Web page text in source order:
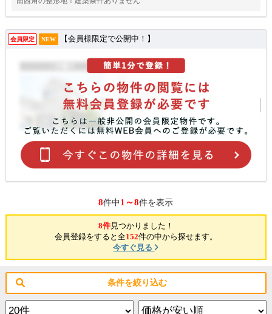
会員限定 NEW 【会員様限定で公開中！】
8件中 1～8件を表示
8件見つかりました！
会員登録をすると全152件の中から探せます。
今すぐ見る
条件を絞り込む